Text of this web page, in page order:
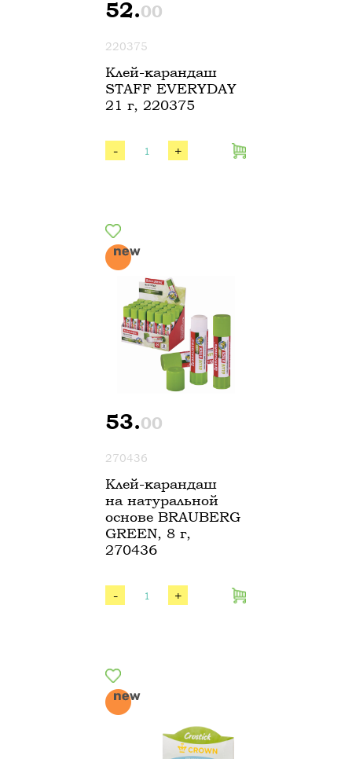
52.00
220375
Клей-карандаш
STAFF EVERYDAY
21 г, 220375
- +
53.00
270436
Клей-карандаш
на натуральной
основе BRAUBERG
GREEN, 8 г,
270436
- +